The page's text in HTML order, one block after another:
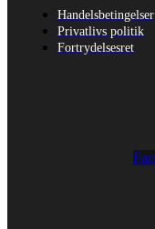
Handelsbetingelser
Privatlivs politik
Fortrydelsesret